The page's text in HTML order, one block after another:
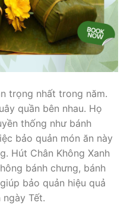
trọng nhất trong năm.
quần bên nhau. Họ
thống như bánh
bảo quản món ăn này
Hút Chân Không Xanh
bánh chưng, bánh
bảo quản hiệu quả
Tết.